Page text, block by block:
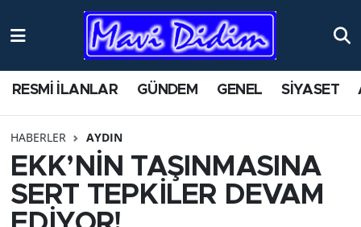
RESMİ İLANLAR GÜNDEM GENEL SİYASET
HABERLER AYDIN
EKK’NİN TAŞINMASINA
SERT TEPKİLER DEVAM
ANTİK YERLER
AYDIN
BİLİM VE TEKNOLOJİ
Nöbetçi Eczaneler
Namaz Vakitleri
Trafik Durumu